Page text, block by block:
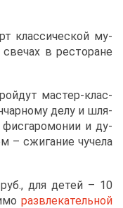
клас­си­че­ской му­
в ре­сто­ране
ма­стер-клас­
де­лу и шля­
и ду­
– сжи­га­ние чу­че­ла
для де­тей – 10
раз­вле­ка­тель­ной